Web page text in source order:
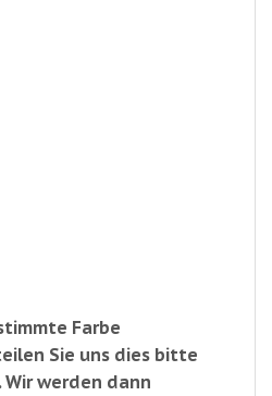
Farbe
Sie uns dies bitte
werden dann